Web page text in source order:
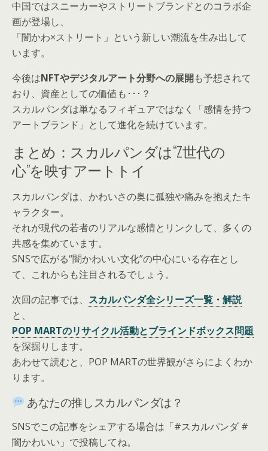
中国ではスニーカーやストリートブランドとのコラボ企
画が登場し、
「闇かわ×ストリート」という新しい潮流を生み出して
います。
今後はNFTやデジタルアート分野への展開も予想されて
おり、資産としての価値も･･･？
スカルパンダは単なるフィギュアではなく「感情を持つ
アートブランド」として進化を続けています。
まとめ：スカルパンダは“Z世代の
心”を映すアートトイ
スカルパンダは、かわいさの奥に孤独や痛みを抱えたキ
ャラクター。
それが現代の若者のリアルな感情とリンクして、多くの
共感を集めています。
SNSで広がる“闇かわいい文化”の中心にいる存在とし
て、これからも注目されるでしょう。
次回の記事では、 スカルパンダ全シリーズ一覧・解説
と、
POP MARTのリサイクル活動とブラインドボックス問題
を深掘りします。
あわせて読むと、POP MARTの世界観がさらによくわか
ります。
あなたの推しスカルパンダは？
SNSでこの記事をシェアする場合は「#スカルパンダ #
闇かわいい」で投稿してね。